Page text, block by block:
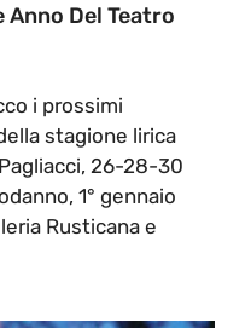
Del Teatro
i prossimi
stagione lirica
26-28-30
1° gennaio
Rusticana e